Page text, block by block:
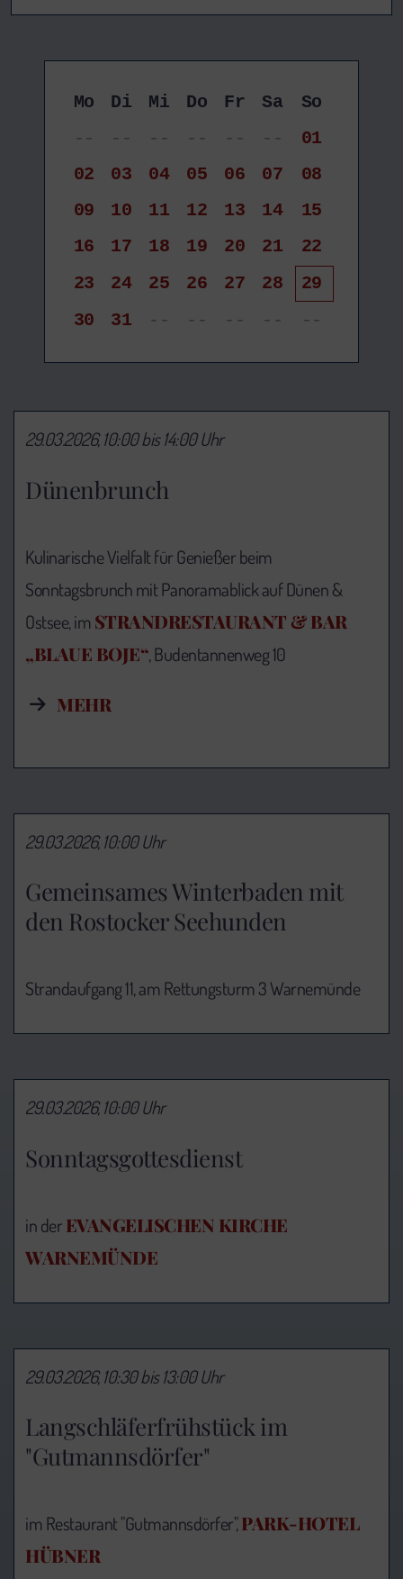
Mo Di Mi Do Fr Sa
So
--
-- -- -- -- --
01
02
03 04 05 06 07
08
09
10 11 12 13 14
15
16
17 18 19 20 21
22
23
24 25 26 27 28
29
30
31 -- -- -- -- --
Dünenbrunch
29.03.2026, 10:00 bis 14:00 Uhr
Kulinarische Vielfalt für Genießer beim
Sonntagsbrunch mit Panoramablick auf Dünen &
Ostsee, imSTRANDRESTAURANT & BAR
„BLAUE BOJE“, Budentannenweg 10
MEHR
Gemeinsames Winterbaden mit
den Rostocker Seehunden
29.03.2026, 10:00 Uhr
Strandaufgang 11, am Rettungsturm 3 Warnemünde
Sonntagsgottesdienst
29.03.2026, 10:00 Uhr
in derEVANGELISCHEN KIRCHE
WARNEMÜNDE
Langschläferfrühstück im
"Gutmannsdörfer"
29.03.2026, 10:30 bis 13:00 Uhr
im Restaurant "Gutmannsdörfer",PARK-HOTEL
HÜBNER